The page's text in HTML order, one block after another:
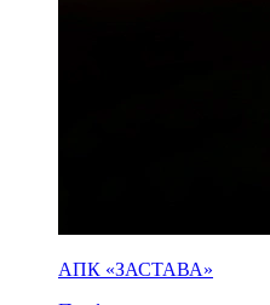
АПК «ЗАСТАВА»